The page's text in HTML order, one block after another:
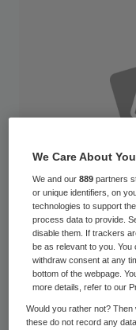
Als u al enige
wel eens te
We Care About
We and our889 partners
or unique identifiers, on
technologies to support
process data to provide.
disable them. If trackers
be as relevant to you.
withdraw consent at any
bottom of the webpage.
more details, refer to our
Would you rather not? Then
these do not record any